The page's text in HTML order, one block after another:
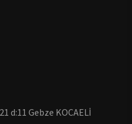
d:11 Gebze KOCAELİ